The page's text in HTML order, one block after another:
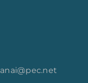
anai@pec.net